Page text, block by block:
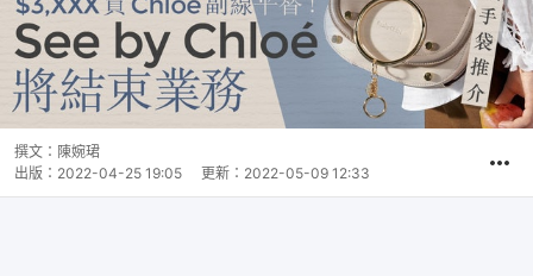
撰文： 陳婉珺
出版： 2022-04-25 19:05 更新： 2022-05-09 12:33